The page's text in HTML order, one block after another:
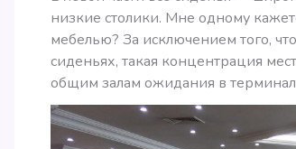
низкие столики. Мне одному
мебелью? За исключением того,
сиденьях, такая концентрация
общим залам ожидания в